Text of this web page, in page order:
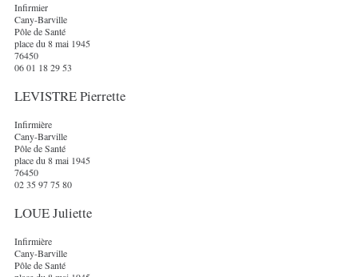
Infirmier
Cany-Barville
Pôle de Santé
place du 8 mai 1945
76450
06 01 18 29 53
LEVISTRE Pierrette
Infirmière
Cany-Barville
Pôle de Santé
place du 8 mai 1945
76450
02 35 97 75 80
LOUE Juliette
Infirmière
Cany-Barville
Pôle de Santé